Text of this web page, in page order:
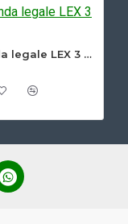
Agenda legale LEX 3 2027